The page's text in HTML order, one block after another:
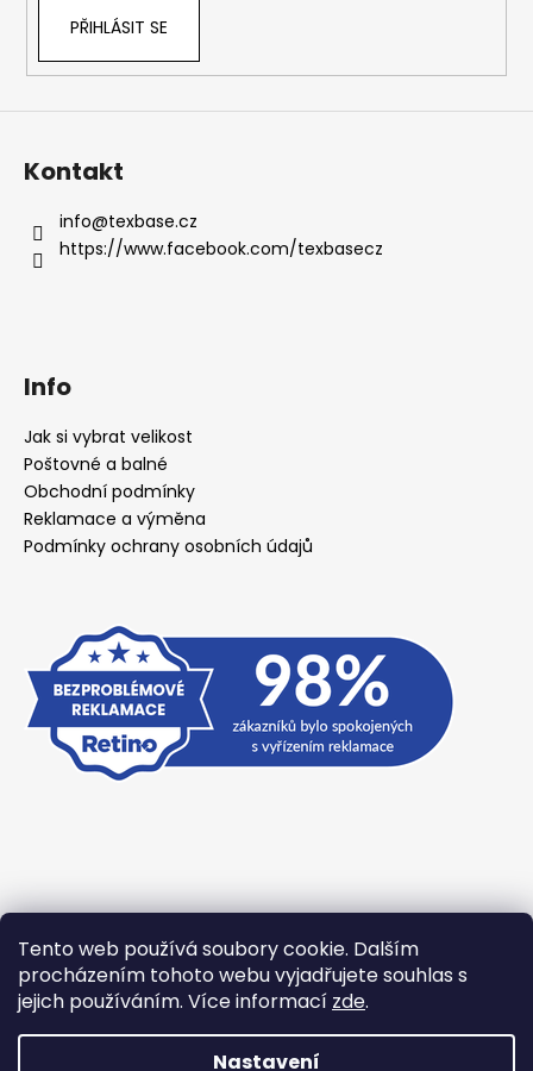
Tento web používá soubory cookie. Dalším
procházením tohoto webu vyjadřujete souhlas s
jejich používáním. Více informací zde.
Nastavení
PŘIHLÁSIT SE
Kontakt
info@texbase.cz
https://www.facebook.com/texbasecz
Info
Jak si vybrat velikost
Poštovné a balné
Obchodní podmínky
Reklamace a výměna
Podmínky ochrany osobních údajů
Přijímáme online platby